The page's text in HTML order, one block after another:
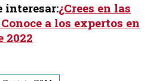
interesar:¿Crees en las
a los expertos en
2022